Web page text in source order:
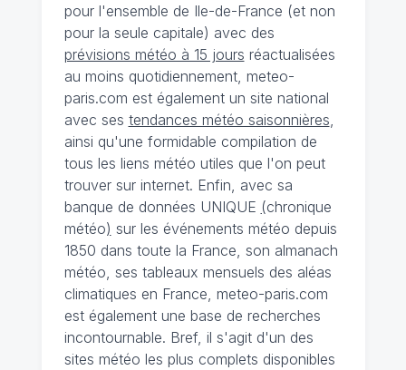
pour l'ensemble de Ile-de-France (et non
pour la seule capitale) avec des
prévisions météo à 15 jours réactualisées
au moins quotidiennement, meteo-
paris.com est également un site national
avec ses tendances météo saisonnières,
ainsi qu'une formidable compilation de
tous les liens météo utiles que l'on peut
trouver sur internet. Enfin, avec sa
banque de données UNIQUE (chronique
météo) sur les événements météo depuis
1850 dans toute la France, son almanach
météo, ses tableaux mensuels des aléas
climatiques en France, meteo-paris.com
est également une base de recherches
incontournable. Bref, il s'agit d'un des
sites météo les plus complets disponibles